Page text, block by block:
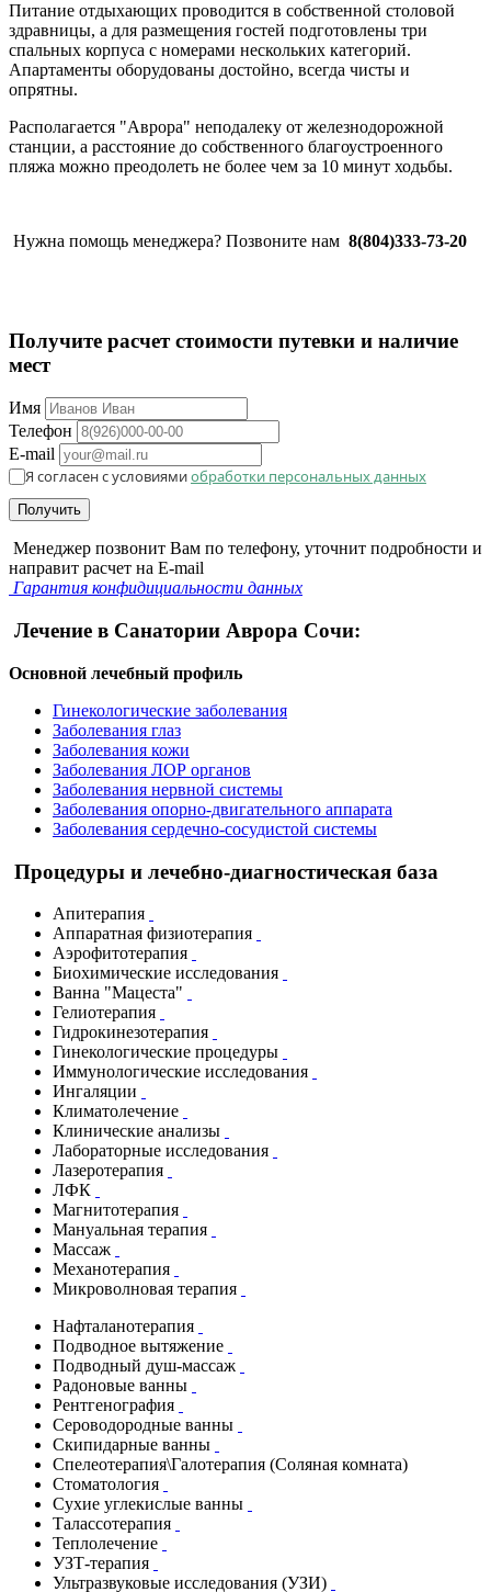
Питание отдыхающих проводится в собственной столовой
здравницы, а для размещения гостей подготовлены три
спальных корпуса с номерами нескольких категорий.
Апартаменты оборудованы достойно, всегда чисты и
опрятны.
Располагается "Аврора" неподалеку от железнодорожной
станции, а расстояние до собственного благоустроенного
пляжа можно преодолеть не более чем за 10 минут ходьбы.
Нужна помощь менеджера? Позвоните нам 8(804)333-73-20
Получите расчет стоимости путевки и наличие
мест
Имя
Телефон
E-mail
Я согласен с условиямиобработки персональных данных
Получить
Менеджер позвонит Вам по телефону, уточнит подробности и
направит расчет на E-mail
Гарантия конфидициальности данных
Лечение в Санатории Аврора Сочи:
Основной лечебный профиль
Гинекологические заболевания
Заболевания глаз
Заболевания кожи
Заболевания ЛОР органов
Заболевания нервной системы
Заболевания опорно-двигательного аппарата
Заболевания сердечно-сосудистой системы
Процедуры и лечебно-диагностическая база
Апитерапия
Аппаратная физиотерапия
Аэрофитотерапия
Биохимические исследования
Ванна "Мацеста"
Гелиотерапия
Гидрокинезотерапия
Гинекологические процедуры
Иммунологические исследования
Ингаляции
Климатолечение
Клинические анализы
Лабораторные исследования
Лазеротерапия
ЛФК
Магнитотерапия
Мануальная терапия
Массаж
Механотерапия
Микроволновая терапия
Нафталанотерапия
Подводное вытяжение
Подводный душ-массаж
Радоновые ванны
Рентгенография
Сероводородные ванны
Скипидарные ванны
Спелеотерапия\Галотерапия (Соляная комната)
Стоматология
Сухие углекислые ванны
Талассотерапия
Теплолечение
УЗТ-терапия
Ультразвуковые исследования (УЗИ)